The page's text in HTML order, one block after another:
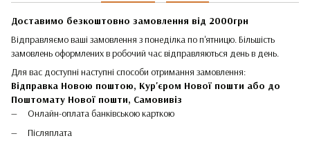
Доставимо безкоштовно замовлення від 2000грн
Відправляємо ваші замовлення з понеділка по п'ятницю. Більшість
замовлень оформлених в робочий час відправляються день в день.
Для вас доступні наступні способи отримання замовлення:
Відправка Новою поштою, Кур'єром Нової пошти або до
Поштомату Нової пошти, Самовивіз
Онлайн-оплата банківською карткою
Післяплата